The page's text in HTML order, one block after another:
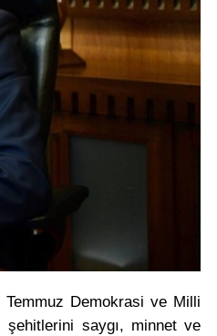
Temmuz Demokrasi ve Milli
şehitlerini saygı, minnet ve